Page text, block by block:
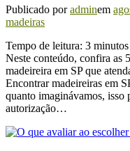
Publicado poradminem
madeiras
Tempo de leitura: 3 minutos
Neste conteúdo, confira as
madeireira em SP que
Encontrar madeireiras em
quanto imaginávamos, isso
autorização…